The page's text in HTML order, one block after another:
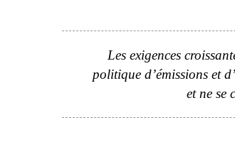
Les exigences
politique d’émissions et
et ne se